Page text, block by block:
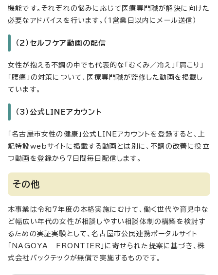
機能です。それぞれの悩みに応じて医療専門職が解決に向けた
必要なアドバイスを行います。（1営業日以内にメール送信）
（2）セルフケア動画の配信
女性が抱える不調の中でも代表的な「むくみ／冷え」「肩こり」
「腰痛」の対策について、医療専門職が監修した動画を掲載し
ています。
（3）公式LINEアカウント
「名古屋市女性の健康」公式LINEアカウントを登録すると、上
記特設webサイトに掲載する動画とは別に、不調の改善に役立
つ動画を登録から7日間毎日配信します。
その他
本事業は令和7年度の本格実施にむけて、働く世代や育児中な
ど幅広い年代の女性が相談しやすい相談体制の構築を検討す
るための実証実験として、名古屋市公民連携ポータルサイト
「NAGOYA FRONTIER」に寄せられた提案に基づき、株
式会社バックテックが無償で実施するものです。